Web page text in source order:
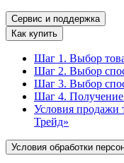
Сервис и поддержка
Как купить
Шаг 1. Выбор
Шаг 2. Выбор
Шаг 3. Выбор
Шаг 4. Получение
Условия продажи
Трейд»
Условия обработки